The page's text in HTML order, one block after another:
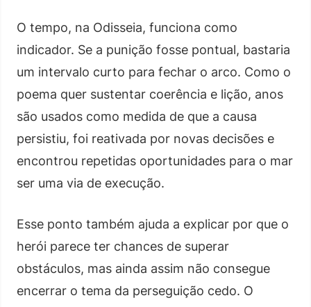
O tempo, na Odisseia, funciona como
indicador. Se a punição fosse pontual, bastaria
um intervalo curto para fechar o arco. Como o
poema quer sustentar coerência e lição, anos
são usados como medida de que a causa
persistiu, foi reativada por novas decisões e
encontrou repetidas oportunidades para o mar
ser uma via de execução.
Esse ponto também ajuda a explicar por que o
herói parece ter chances de superar
obstáculos, mas ainda assim não consegue
encerrar o tema da perseguição cedo. O